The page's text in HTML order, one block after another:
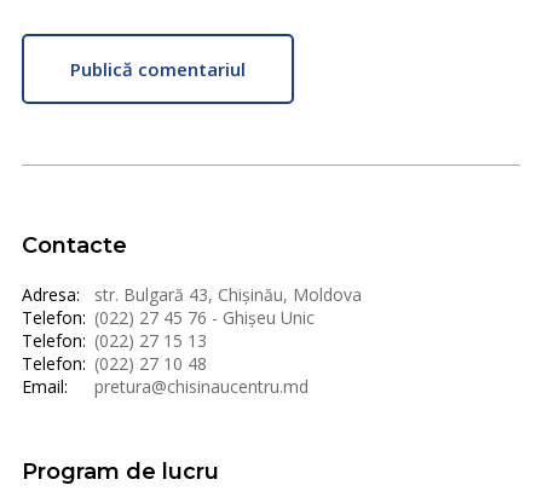
Publică comentariul
Contacte
Adresa:
str. Bulgară 43, Chișinău, Moldova
Telefon: (022) 27 45 76 - Ghișeu Unic
Telefon: (022) 27 15 13
Telefon: (022) 27 10 48
Email:
pretura@chisinaucentru.md
Program de lucru